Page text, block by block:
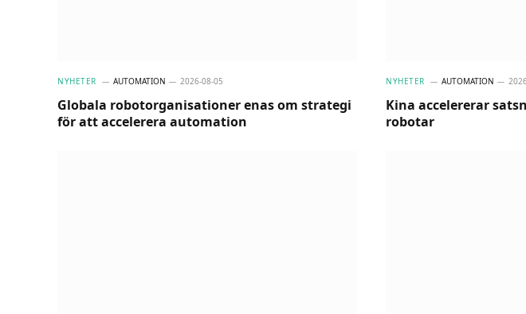
NYHETER AUTOMATION 2026-08-05
Globala robotorganisationer enas om strategi
för att accelerera automation
NYHETER AUTOMATION
Kina accelererar
robotar